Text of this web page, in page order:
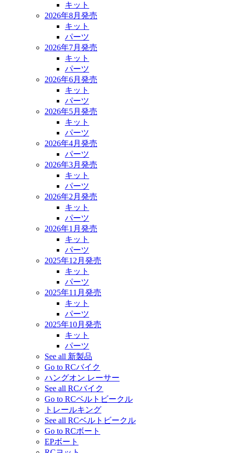
キット
2026年8月発売
キット
パーツ
2026年7月発売
キット
パーツ
2026年6月発売
キット
パーツ
2026年5月発売
キット
パーツ
2026年4月発売
パーツ
2026年3月発売
キット
パーツ
2026年2月発売
キット
パーツ
2026年1月発売
キット
パーツ
2025年12月発売
キット
パーツ
2025年11月発売
キット
パーツ
2025年10月発売
キット
パーツ
See all 新製品
Go to RCバイク
ハングオン レーサー
See all RCバイク
Go to RCベルトビークル
トレールキング
See all RCベルトビークル
Go to RCボート
EPボート